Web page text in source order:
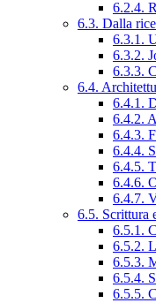
6.2.4.
6.3. Dalla
6.3.1.
6.3.2.
6.3.3.
6.4.
6.4.1.
6.4.2.
6.4.3.
6.4.4.
6.4.5.
6.4.6.
6.4.7.
6.5. Scrittura
6.5.1.
6.5.2.
6.5.3.
6.5.4.
6.5.5.